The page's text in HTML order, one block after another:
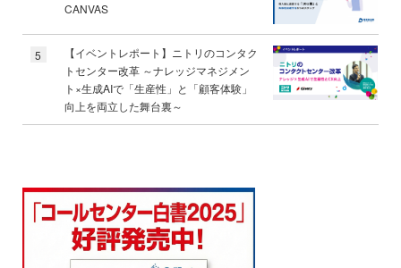
CANVAS
5
【イベントレポート】ニトリのコンタク
トセンター改革 ～ナレッジマネジメン
ト×生成AIで「生産性」と「顧客体験」
向上を両立した舞台裏～